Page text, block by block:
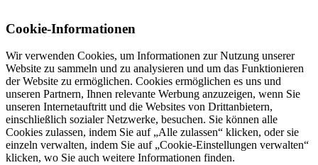
Cookie-Informationen
Wir verwenden Cookies, um Informationen zur Nutzung unserer
Website zu sammeln und zu analysieren und um das Funktionieren
der Website zu ermöglichen. Cookies ermöglichen es uns und
unseren Partnern, Ihnen relevante Werbung anzuzeigen, wenn Sie
unseren Internetauftritt und die Websites von Drittanbietern,
einschließlich sozialer Netzwerke, besuchen. Sie können alle
Cookies zulassen, indem Sie auf „Alle zulassen“ klicken, oder sie
einzeln verwalten, indem Sie auf „Cookie-Einstellungen verwalten“
klicken, wo Sie auch weitere Informationen finden.